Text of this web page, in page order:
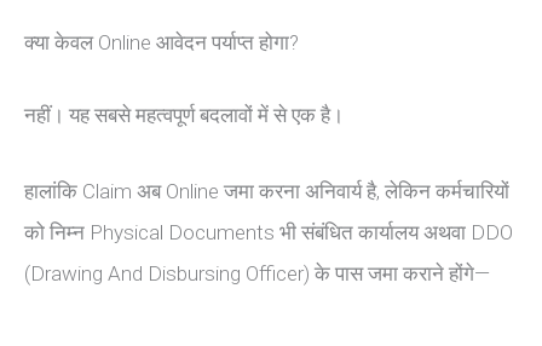
क्या केवल Online आवेदन पर्याप्त होगा?
नहीं। यह सबसे महत्वपूर्ण बदलावों में से एक है।
हालांकि Claim अब Online जमा करना अनिवार्य है, लेकिन कर्मचारियों
को निम्न Physical Documents भी संबंधित कार्यालय अथवा DDO
(Drawing And Disbursing Officer) के पास जमा कराने होंगे—